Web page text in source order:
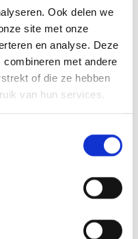
Ook delen we
site met onze
en analyse. Deze
met andere
of die ze hebben
van hun services.
10.000 m2 bruto
een centrum
naar kanker en een
eerste ziekenhuis in
een High&Intensive